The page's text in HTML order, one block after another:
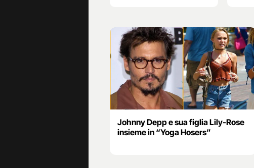
Johnny Depp e sua figlia Lily-Rose
insieme in “Yoga Hosers”